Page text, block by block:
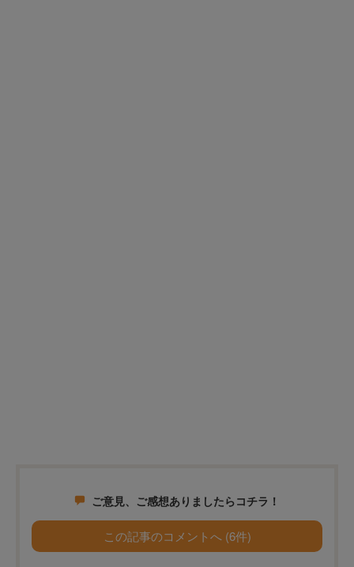
ご意見、ご感想ありましたらコチラ！
この記事のコメントへ (6件)